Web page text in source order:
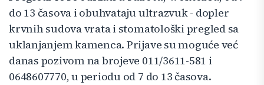
do 13 časova i obuhvataju ultrazvuk - dopler
krvnih sudova vrata i stomatološki pregled sa
uklanjanjem kamenca. Prijave su moguće već
danas pozivom na brojeve 011/3611-581 i
0648607770, u periodu od 7 do 13 časova.